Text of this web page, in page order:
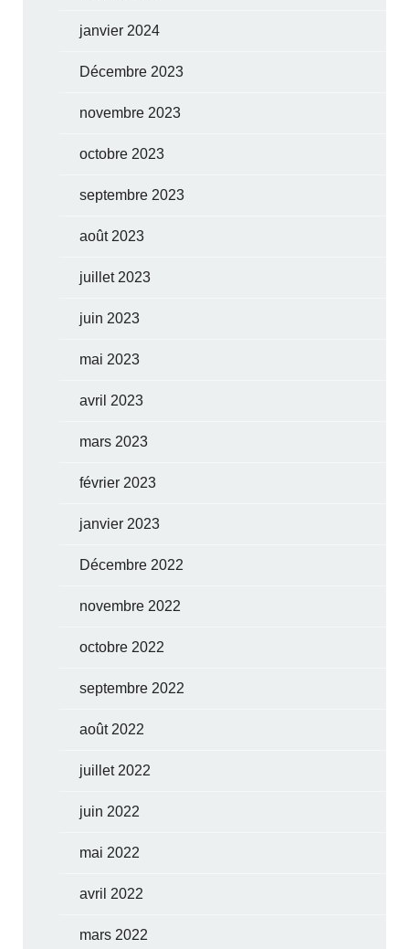
janvier 2024
Décembre 2023
novembre 2023
octobre 2023
septembre 2023
août 2023
juillet 2023
juin 2023
mai 2023
avril 2023
mars 2023
février 2023
janvier 2023
Décembre 2022
novembre 2022
octobre 2022
septembre 2022
août 2022
juillet 2022
juin 2022
mai 2022
avril 2022
mars 2022